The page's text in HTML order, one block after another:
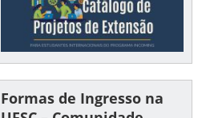
Formas de Ingresso na